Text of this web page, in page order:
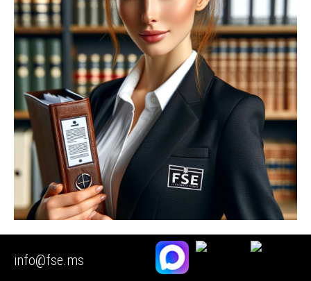
🟥 Экспертиза электрического счетчика
info@fse.ms